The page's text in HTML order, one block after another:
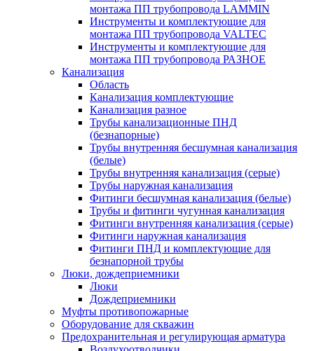
монтажа ПП трубопровода LAMMIN
Инструменты и комплектующие для
монтажа ПП трубопровода VALTEC
Инструменты и комплектующие для
монтажа ПП трубопровода РАЗНОЕ
Канализация
Область
Канализация комплектующие
Канализация разное
Трубы канализационные ПНД
(безнапорные)
Трубы внутренняя бесшумная канализация
(белые)
Трубы внутренняя канализация (серые)
Трубы наружная канализация
Фитинги бесшумная канализация (белые)
Трубы и фитинги чугунная канализация
Фитинги внутренняя канализация (серые)
Фитинги наружная канализация
Фитинги ПНД и комплектующие для
безнапорной трубы
Люки, дождеприемники
Люки
Дождеприемники
Муфты противопожарные
Оборудование для скважин
Предохранительная и регулирующая арматура